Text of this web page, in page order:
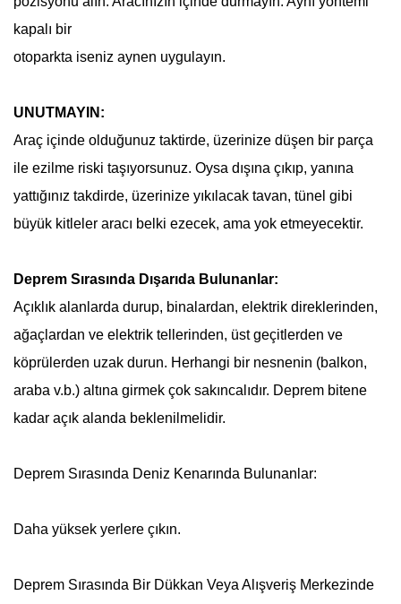
kapalı bir
otoparkta iseniz aynen uygulayın.
UNUTMAYIN:
Araç içinde olduğunuz taktirde, üzerinize düşen bir parça
ile ezilme riski taşıyorsunuz. Oysa dışına çıkıp, yanına
yattığınız takdirde, üzerinize yıkılacak tavan, tünel gibi
büyük kitleler aracı belki ezecek, ama yok etmeyecektir.
DepremSırasında Dışarıda Bulunanlar:
Açıklık alanlarda durup, binalardan, elektrik direklerinden,
ağaçlardan ve elektrik tellerinden, üst geçitlerden ve
köprülerden uzak durun. Herhangi bir nesnenin (balkon,
araba v.b.) altına girmek çok sakıncalıdır. Deprembitene
kadar açık alanda beklenilmelidir.
DepremSırasında Deniz Kenarında Bulunanlar:
Daha yüksek yerlere çıkın.
DepremSırasında Bir Dükkan Veya Alışveriş Merkezinde